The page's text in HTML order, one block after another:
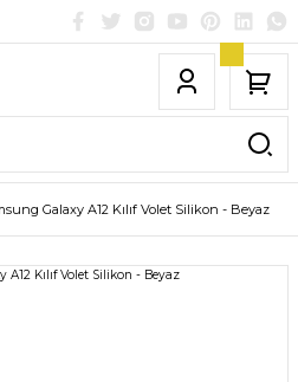
Galaxy A12 Kılıf Volet Silikon - Beyaz